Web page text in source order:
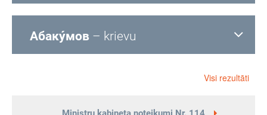
Абаку́мов – krievu
Visi rezultāti